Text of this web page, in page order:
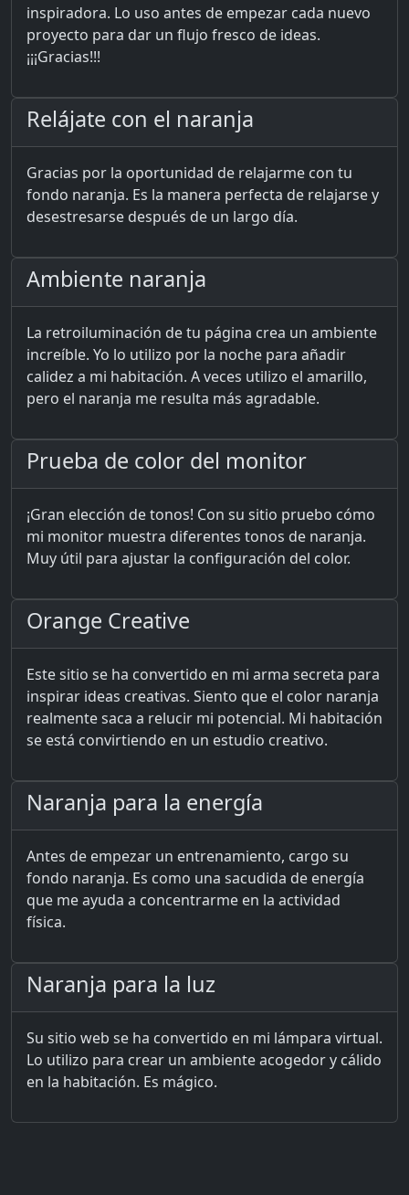
inspiradora. Lo uso antes de empezar cada nuevo
proyecto para dar un flujo fresco de ideas.
¡¡¡Gracias!!!
Relájate con el naranja
Gracias por la oportunidad de relajarme con tu
fondo naranja. Es la manera perfecta de relajarse y
desestresarse después de un largo día.
Ambiente naranja
La retroiluminación de tu página crea un ambiente
increíble. Yo lo utilizo por la noche para añadir
calidez a mi habitación. A veces utilizo el amarillo,
pero el naranja me resulta más agradable.
Prueba de color del monitor
¡Gran elección de tonos! Con su sitio pruebo cómo
mi monitor muestra diferentes tonos de naranja.
Muy útil para ajustar la configuración del color.
Orange Creative
Este sitio se ha convertido en mi arma secreta para
inspirar ideas creativas. Siento que el color naranja
realmente saca a relucir mi potencial. Mi habitación
se está convirtiendo en un estudio creativo.
Naranja para la energía
Antes de empezar un entrenamiento, cargo su
fondo naranja. Es como una sacudida de energía
que me ayuda a concentrarme en la actividad
física.
Naranja para la luz
Su sitio web se ha convertido en mi lámpara virtual.
Lo utilizo para crear un ambiente acogedor y cálido
en la habitación. Es mágico.